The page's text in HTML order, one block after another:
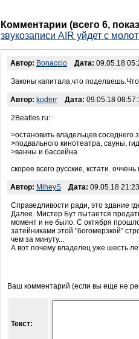
Комментарии (всего 6,
звукозаписи AIR уйдет с
Автор: Bonaccio Дата: 09.05.18
Законы капитала,что
Автор: koderr Дата: 09.05.18
2Beatles.ru:
>остановить владельцев соседнего
>подвального кинотеатра, сауны,
>ванны и бассейна
скорее всего русские, кстати.
Автор: MiheyS Дата: 09.05.18
Справедливости ради, это здание
Далее. Мистер Бут пытается
момент и не было. С октября
затейниками этой "богомерзкой"
чем за минуту...
А вот почему владелец уже шесть
Ваш комментарий (если вы еще не
Текст: